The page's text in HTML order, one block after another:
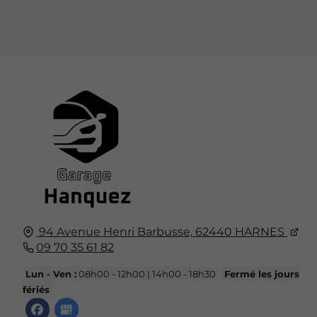
94 Avenue Henri Barbusse, 62440 HARNES
09 70 35 61 82
Lun - Ven :08h00 - 12h00 | 14h00 - 18h30
Fermé les jours
fériés